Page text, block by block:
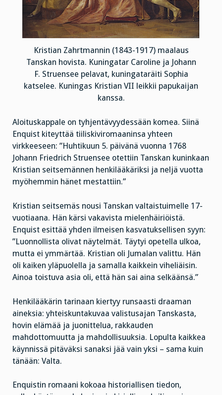
Kristian Zahrtmannin (1843-1917) maalaus
Tanskan hovista. Kuningatar Caroline ja Johann
F. Struensee pelavat, kuningataräiti Sophia
katselee. Kuningas Kristian VII leikkii papukaijan
kanssa.
Aloituskappale on tyhjentävyydessään komea. Siinä
Enquist kiteyttää tiiliskiviromaaninsa yhteen
virkkeeseen: ”Huhtikuun 5. päivänä vuonna 1768
Johann Friedrich Struensee otettiin Tanskan kuninkaan
Kristian seitsemännen henkilääkäriksi ja neljä vuotta
myöhemmin hänet mestattiin.”
Kristian seitsemäs nousi Tanskan valtaistuimelle 17-
vuotiaana. Hän kärsi vakavista mielenhäiriöistä.
Enquist esittää yhden ilmeisen kasvatuksellisen syyn:
”Luonnollista olivat näytelmät. Täytyi opetella ulkoa,
mutta ei ymmärtää. Kristian oli Jumalan valittu. Hän
oli kaiken yläpuolella ja samalla kaikkein viheliäisin.
Ainoa toistuva asia oli, että hän sai aina selkäänsä.”
Henkilääkärin tarinaan kiertyy runsaasti draaman
aineksia: yhteiskuntakuvaa valistusajan Tanskasta,
hovin elämää ja juonittelua, rakkauden
mahdottomuutta ja mahdollisuuksia. Lopulta kaikkea
käynnissä pitäväksi sanaksi jää vain yksi – sama kuin
tänään: Valta.
Enquistin romaani kokoaa historiallisen tiedon,